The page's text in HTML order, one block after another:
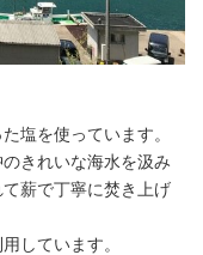
塩を使っています。
きれいな海水を汲み
薪で丁寧に焚き上げ
しています。